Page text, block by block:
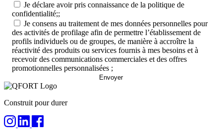
Je déclare avoir pris connaissance de la politique de
confidentialité;;
Je consens au traitement de mes données personnelles pour
des activités de profilage afin de permettre l’établissement de
profils individuels ou de groupes, de manière à accroître la
réactivité des produits ou services fournis à mes besoins et à
recevoir des communications commerciales et des offres
promotionnelles personnalisées ;
Construit pour durer